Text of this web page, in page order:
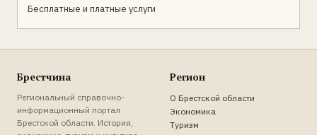
Бесплатные и платные услуги
Брестчина
Региональный справочно-
информационный портал
Брестской области. История,
Регион
О Брестской области
Экономика
Туризм